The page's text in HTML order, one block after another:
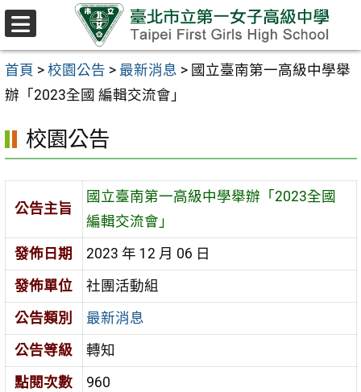
跳至主要內容區
首頁 > 校園公告 > 最新消息 > 國立臺南第一高級中學舉
辦「2023全國 編輯交流會」
校園公告
公告主旨
國立臺南第一高級中學舉辦「2023全國
編輯交流會」
發佈日期
2023 年 12 月 06 日
發佈單位
社團活動組
公告類別
最新消息
公告等級
轉知
點閱次數
960
選
單